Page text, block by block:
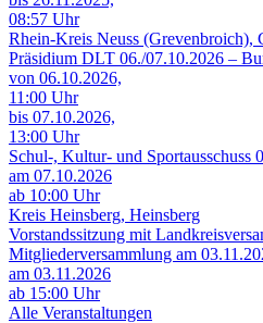
08:57 Uhr
Rhein-Kreis Neuss (Grevenbroich),
Präsidium DLT 06./07.10.2026 –
von 06.10.2026,
11:00 Uhr
bis 07.10.2026,
13:00 Uhr
Schul-, Kultur- und Sportausschuss
am 07.10.2026
ab 10:00 Uhr
Kreis Heinsberg, Heinsberg
Vorstandssitzung mit
Mitgliederversammlung am
am 03.11.2026
ab 15:00 Uhr
Alle Veranstaltungen